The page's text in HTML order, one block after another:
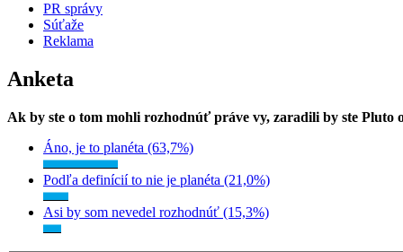
PR správy
Súťaže
Reklama
Anketa
Ak by ste o tom mohli rozhodnúť práve vy, zaradili by ste Pluto
Áno, je to planéta (63,7%)
Podľa definícií to nie je planéta (21,0%)
Asi by som nevedel rozhodnúť (15,3%)